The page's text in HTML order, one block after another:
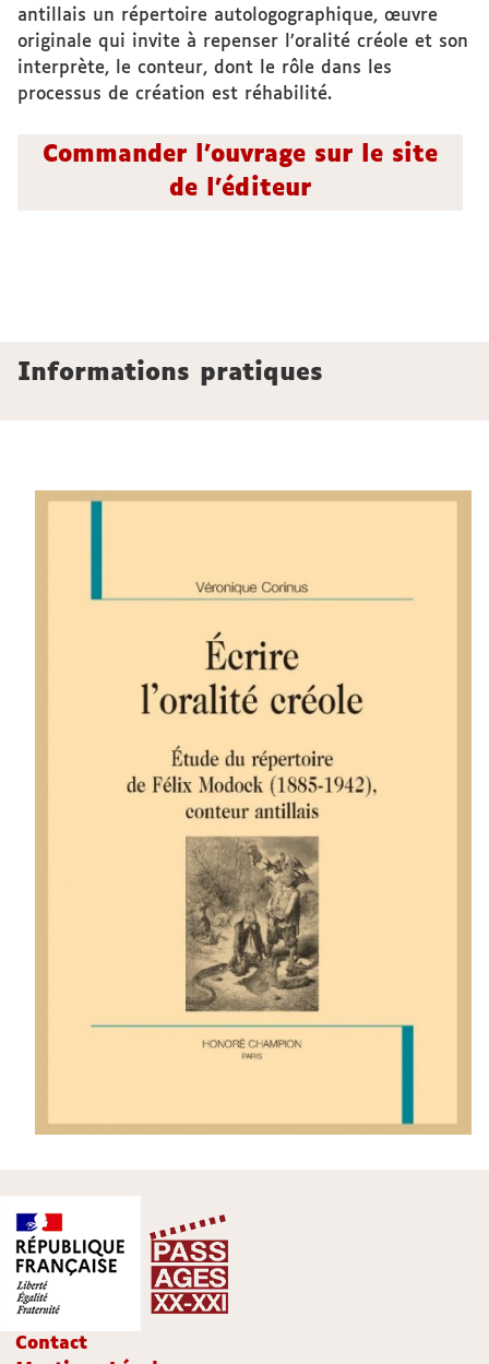
antillais un répertoire autologographique, œuvre
originale qui invite à repenser l’oralité créole et son
interprète, le conteur, dont le rôle dans les
processus de création est réhabilité.
Commander l'ouvrage sur le site
de l'éditeur
Informations pratiques
Contact